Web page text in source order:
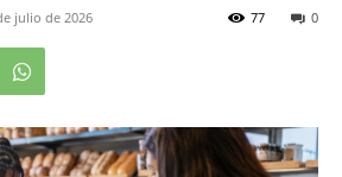
julio de 2026 0
77